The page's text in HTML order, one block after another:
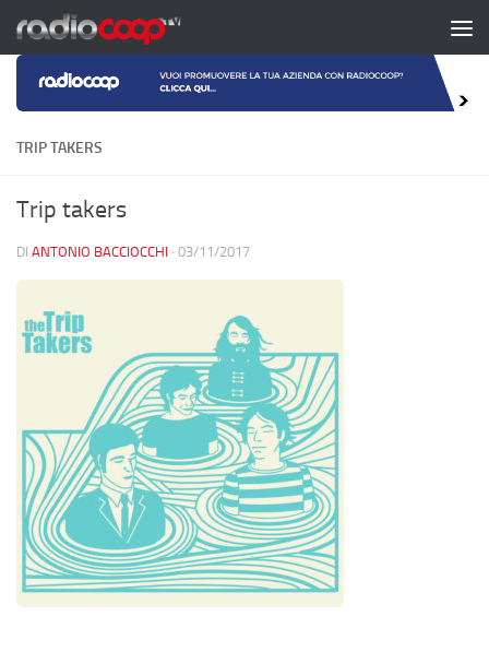
Salta al contenuto
TRIP TAKERS
Trip takers
DI ANTONIO BACCIOCCHI · 03/11/2017